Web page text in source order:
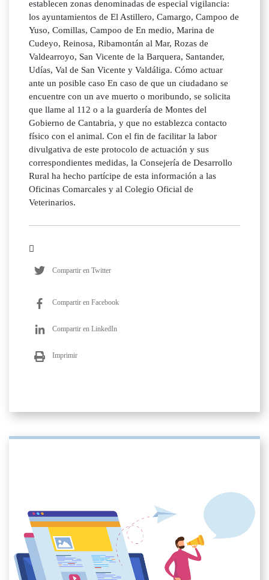
establecen zonas denominadas de especial vigilancia:
los ayuntamientos de El Astillero, Camargo, Campoo de
Yuso, Comillas, Campoo de En medio, Marina de
Cudeyo, Reinosa, Ribamontán al Mar, Rozas de
Valdearroyo, San Vicente de la Barquera, Santander,
Udías, Val de San Vicente y Valdáliga. Cómo actuar
ante un posible caso En caso de que un ciudadano se
encuentre con un ave muerto o moribundo, se solicita
que llame al 112 o a la guardería de Montes del
Gobierno de Cantabria, y que no establezca contacto
físico con el animal. Con el fin de facilitar la labor
divulgativa de este protocolo de actuación y sus
correspondientes medidas, la Consejería de Desarrollo
Rural ha hecho partícipe de esta información a las
Oficinas Comarcales y al Colegio Oficial de
Veterinarios.
Compartir en Twitter
Compartir en Facebook
Compartir en LinkedIn
Imprimir